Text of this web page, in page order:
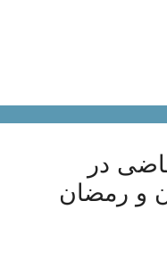
در
و رمضان